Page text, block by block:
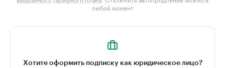
любой момент
Хотите оформить подписку как юридическое лицо?